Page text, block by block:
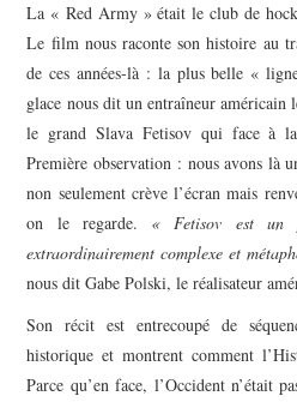
La « Red Army » était le club de
Le film nous raconte son histoire au
de ces années-là : la plus belle «
glace nous dit un entraîneur américain
le grand Slava Fetisov qui face à
Première observation : nous avons là
non seulement crève l’écran mais
on le regarde. « Fetisov est un
extraordinairement complexe et
nous dit Gabe Polski, le réalisateur
Son récit est entrecoupé de
historique et montrent comment
Parce qu’en face, l’Occident n’était